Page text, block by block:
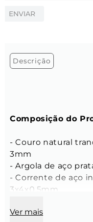
ENVIAR
Descrição
Composição do
- Couro natural
3mm
- Argola de aço
- Corrente de aço
3x4x0,5mm
- Tag Key Design
Ver mais